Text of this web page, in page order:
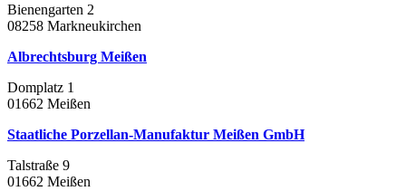
Bienengarten 2
08258 Markneukirchen
Albrechtsburg Meißen
Domplatz 1
01662 Meißen
Staatliche Porzellan-Manufaktur Meißen GmbH
Talstraße 9
01662 Meißen